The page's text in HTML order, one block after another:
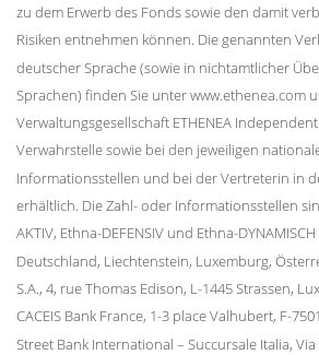
zu dem Erwerb des Fonds sowie den damit
Risiken entnehmen können. Die genannten
deutscher Sprache (sowie in nichtamtlicher
Sprachen) finden Sie unter www.ethenea.com
Verwaltungsgesellschaft ETHENEA
Verwahrstelle sowie bei den jeweiligen
Informationsstellen und bei der Vertreterin in
erhältlich. Die Zahl- oder Informationsstellen
AKTIV, Ethna-DEFENSIV und Ethna-
Deutschland, Liechtenstein, Luxemburg,
S.A., 4, rue Thomas Edison, L-1445 Strassen,
CACEIS Bank France, 1-3 place Valhubert, F-
Street Bank International – Succursale Italia,